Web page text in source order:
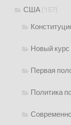
США (157)
Новый
Первая
Политика